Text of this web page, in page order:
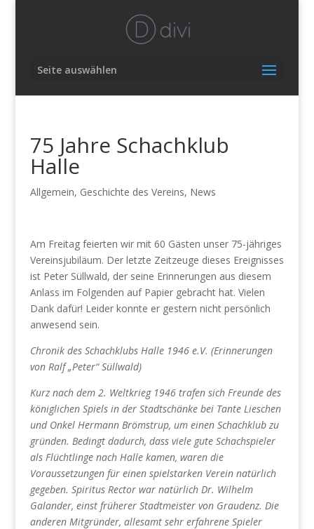
Seite auswählen
75 Jahre Schachklub
Halle
Allgemein, Geschichte des Vereins, News
Am Freitag feierten wir mit 60 Gästen unser 75-jähriges
Vereinsjubiläum. Der letzte Zeitzeuge dieses Ereignisses
ist Peter Süllwald, der seine Erinnerungen aus diesem
Anlass im Folgenden auf Papier gebracht hat. Vielen
Dank dafür! Leider konnte er gestern nicht persönlich
anwesend sein.
Chronik des Schachklubs Halle 1946 e.V. (Erinnerungen
von Ralf „Peter“ Süllwald)
Kurz nach dem 2. Weltkrieg 1946 trafen sich Freunde des
königlichen Spiels in der Stadtschänke bei Tante Lieschen
und Onkel Hermann Brömstrup, um einen Schachklub zu
gründen. Bedingt dadurch, dass viele gute Schachspieler
als Flüchtlinge nach Halle kamen, waren die
Voraussetzungen für einen spielstarken Verein natürlich
gegeben. Spiritus Rector war natürlich Dr. Wilhelm
Galander, einst früherer Stadtmeister von Graudenz. Die
anderen Mitgründer, allesamt sehr erfahrene Spieler